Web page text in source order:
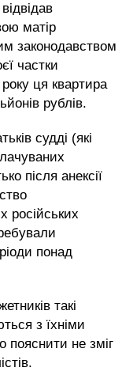
матір
законодавством
частки
ця квартира
рублів.
судді (які
після анексії
російських
понад
такі
з їхніми
не зміг